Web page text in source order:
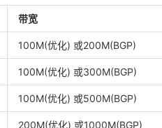
带宽
100M(优化) 或200M(BGP)
100M(优化) 或300M(BGP)
100M(优化) 或500M(BGP)
200M(优化) 或1000M(BGP)